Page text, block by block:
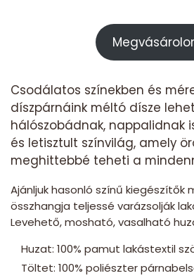
Csodálatos színekben és
díszpárnáink méltó dísze
hálószobádnak, nappalidnak
és letisztult színvilág, amely
meghittebbé teheti a
Ajánljuk hasonló színű kiegészítők
összhangja teljessé varázsolják
Levehető, mosható, vasalható
Huzat: 100% pamut lakástextil
Töltet: 100% poliészter